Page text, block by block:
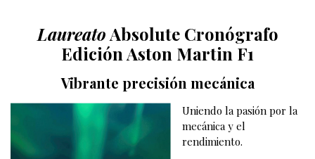
LaureatoAbsolute Cronógrafo
Edición Aston Martin F1
Vibrante precisión mecánica
Uniendo la pasión por la
mecánica y el
rendimiento.